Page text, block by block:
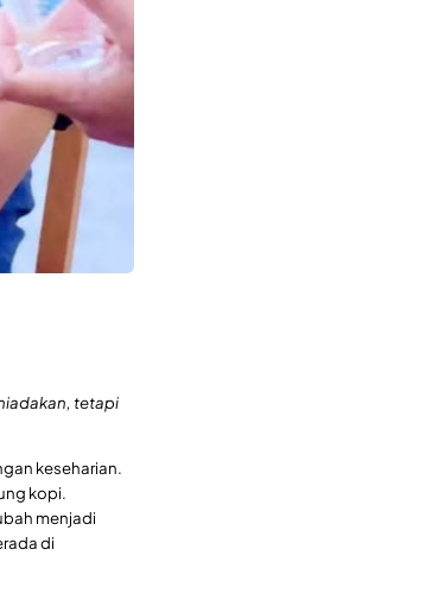
tetapi
keseharian.
kopi.
menjadi
di